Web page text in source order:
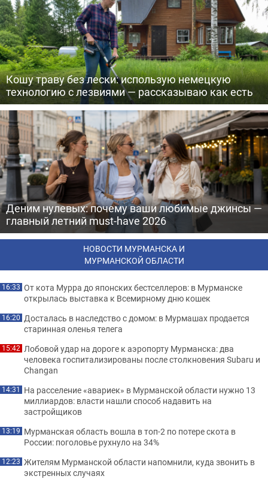
Кошу траву без лески: использую немецкую
технологию с лезвиями — рассказываю как есть
Деним нулевых: почему ваши любимые джинсы —
главный летний must-have 2026
НОВОСТИ МУРМАНСКА И
МУРМАНСКОЙ ОБЛАСТИ
16:33 От кота Мурра до японских бестселлеров: в Мурманске
открылась выставка к Всемирному дню кошек
16:20 Досталась в наследство с домом: в Мурмашах продается
старинная оленья телега
15:42 Лобовой удар на дороге к аэропорту Мурманска: два
человека госпитализированы после столкновения Subaru и
Changan
14:31 На расселение «авариек» в Мурманской области нужно 13
миллиардов: власти нашли способ надавить на
застройщиков
13:19 Мурманская область вошла в топ-2 по потере скота в
России: поголовье рухнуло на 34%
12:23 Жителям Мурманской области напомнили, куда звонить в
экстренных случаях